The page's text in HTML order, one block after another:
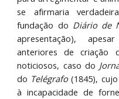
se afirmaria
fundação do Diário de
apresentação),
anteriores de criação
noticiosos, caso do
do Telégrafo(1845),
à incapacidade de